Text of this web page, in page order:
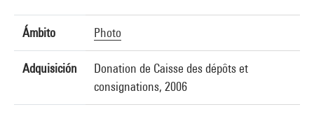
Ámbito Photo
Adquisición
Donation de Caisse des dépôts et
consignations, 2006